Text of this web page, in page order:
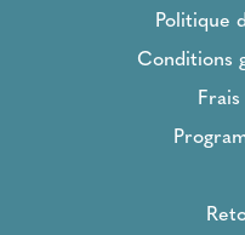
Politique
Conditions